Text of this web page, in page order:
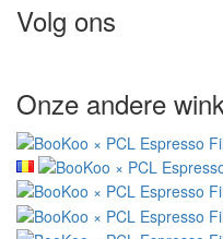
Volg ons
Onze andere